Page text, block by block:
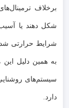
برخلاف
شکل دهند یا آسیب
شرایط حرارتی
به همین دلیل این
سیستم‌های
دارد.